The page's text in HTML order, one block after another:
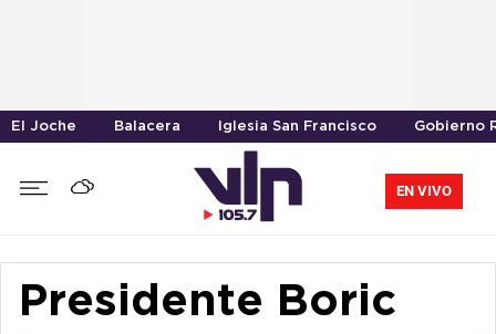
El Joche Balacera Iglesia San Francisco Gobierno
EN VIVO
Presidente Boric